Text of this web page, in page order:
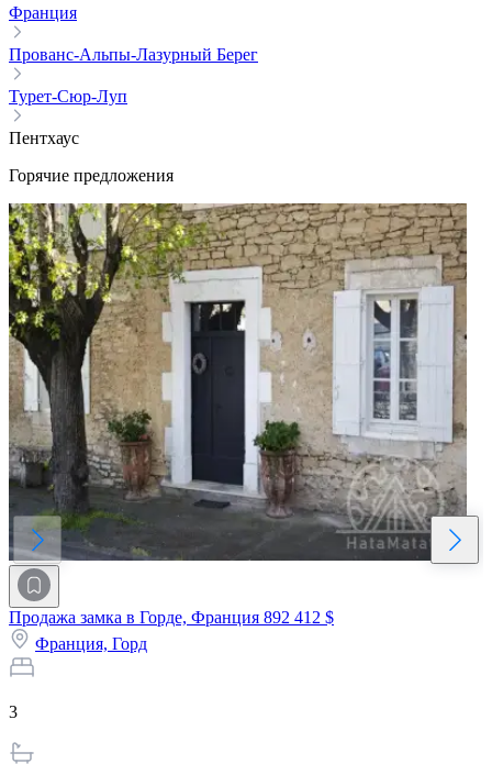
Франция
Прованс-Альпы-Лазурный Берег
Турет-Сюр-Луп
Пентхаус
Горячие предложения
Продажа замка в Горде, Франция 892 412 $
Франция, Горд
3